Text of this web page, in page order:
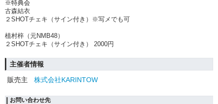
※特典会
古森結衣
２SHOTチェキ（サイン付き）※写メでも可
植村梓（元NMB48）
２SHOTチェキ（サイン付き） 2000円
主催者情報
販売主
株式会社KARINTOW
お問い合わせ先